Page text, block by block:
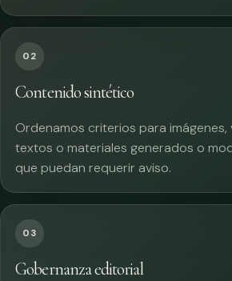
02
Contenido sintético
Ordenamos criterios para imágenes,
textos o materiales generados o
que puedan requerir aviso.
03
Gobernanza editorial